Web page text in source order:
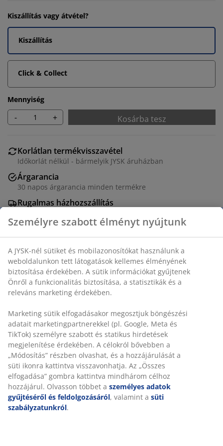
Kiszállítás vagy átvétel?
Kiszállítás
Click & Collect
Mennyiség
- + Kosárba tesz
Korlátlan termékvisszavétel
Időkorlát nélkül - bármelyik JYSK áruházban
Árgarancia
30 napos árgarancia minden termékre
Rugalmas házhozszállítás
SKU: 6867801
Részletes Adatok
Értékelések
(10)
Kiszállítás
Személyre szabott élményt nyújtunk
A JYSK-nél sütiket és mobilazonosítókat használunk a
weboldalunkon tett látogatások kellemes élményének
biztosítása érdekében. A sütik információkat gyűjtenek
Önről a funkcionalitás biztosítása, a statisztikák és a
releváns marketing érdekében.
Marketing sütik elfogadásakor megosztjuk böngészési
adatait marketingpartnerekkel (pl. Google, Meta és
TikTok) személyre szabott és statikus hirdetések
megjelenítése érdekében. A célokról bővebben a
„Módosítás” részben olvashat, és a hozzájárulását a
süti ikonra kattintva visszavonhatja. Az „Összes
elfogadása” gombra kattintva mindhárom célhoz
hozzájárul. Olvasson többet a személyes adatok
gyűjtéséről és feldolgozásáról, valamint a süti
szabályzatunkról.